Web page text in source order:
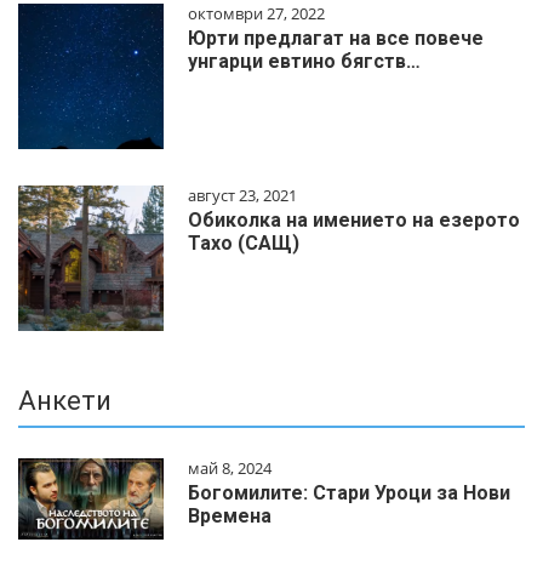
октомври 27, 2022
Юрти предлагат на все повече
унгарци евтино бягств…
август 23, 2021
Обиколка на имението на езерото
Тахо (САЩ)
Анкети
май 8, 2024
Богомилите: Стари Уроци за Нови
Времена